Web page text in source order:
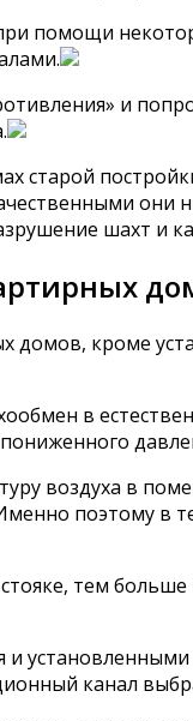
помощи
и
шахт и
кроме
в
воздуха в
поэтому в
тем
канал